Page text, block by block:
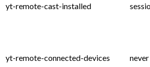
yt-remote-cast-installed
yt-remote-connected-devices never